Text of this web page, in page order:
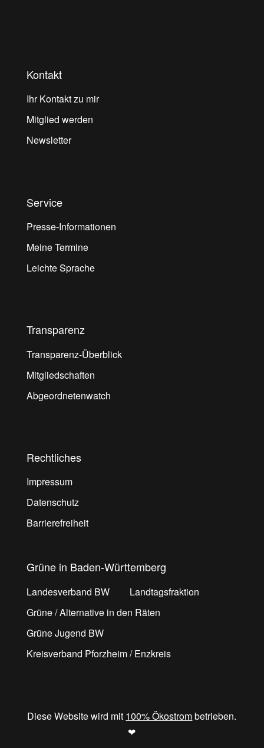
Kontakt
Ihr Kontakt zu mir
Mitglied werden
Newsletter
Service
Presse-Informationen
Meine Termine
Leichte Sprache
Transparenz
Transparenz-Überblick
Mitgliedschaften
Abgeordnetenwatch
Rechtliches
Impressum
Datenschutz
Barrierefreiheit
Grüne in Baden-Württemberg
Landesverband BW
Landtagsfraktion
Grüne / Alternative in den Räten
Grüne Jugend BW
Kreisverband Pforzheim / Enzkreis
Diese Website wird mit 100% Ökostrombetrieben.
❤